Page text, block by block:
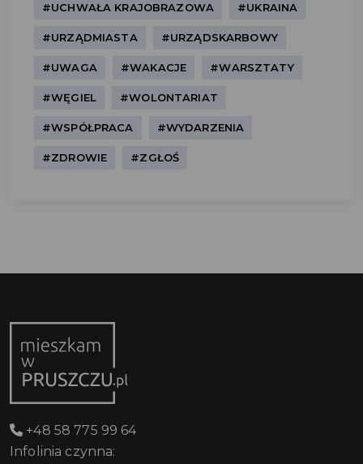
#UCHWAŁA KRAJOBRAZOWA #UKRAINA
#URZĄDMIASTA #URZĄDSKARBOWY
#UWAGA #WAKACJE #WARSZTATY
#WĘGIEL #WOLONTARIAT
#WSPÓŁPRACA #WYDARZENIA
#ZDROWIE #ZGŁOŚ
+48 58 775 99 64
Infolinia czynna: